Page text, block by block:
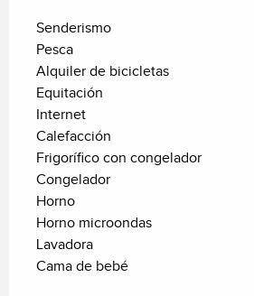
Senderismo
Pesca
Alquiler de bicicletas
Equitación
Internet
Calefacción
Frigorífico con congelador
Congelador
Horno
Horno microondas
Lavadora
Cama de bebé